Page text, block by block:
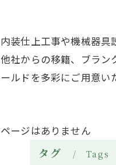
内装仕上工事や機械器具
他社からの移籍、ブラン
ールドを多彩にご用意い
ページはありません
タグ Tags